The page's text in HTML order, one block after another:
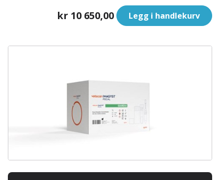
kr 10 650,00 Legg i handlekurv